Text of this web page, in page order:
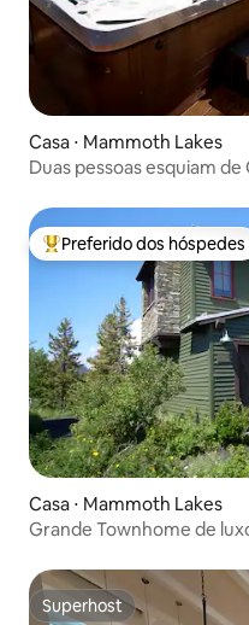
Casa ⋅ Mammoth Lakes
Duas pessoas esquiam
Entre os melhores
Preferido dos hóspedes
Casa ⋅ Mammoth Lakes
Grande Townhome de
Superhost
Superhost